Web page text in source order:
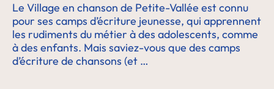
Le Village en chanson de Petite-Vallée est connu
pour ses camps d’écriture jeunesse, qui apprennent
les rudiments du métier à des adolescents, comme
à des enfants. Mais saviez-vous que des camps
d’écriture de chansons (et …